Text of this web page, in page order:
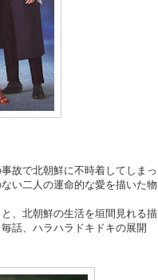
故で北朝鮮に不時着してしまっ
い二人の運命的な愛を描いた物
、北朝鮮の生活を垣間見れる描
話、ハラハラドキドキの展開